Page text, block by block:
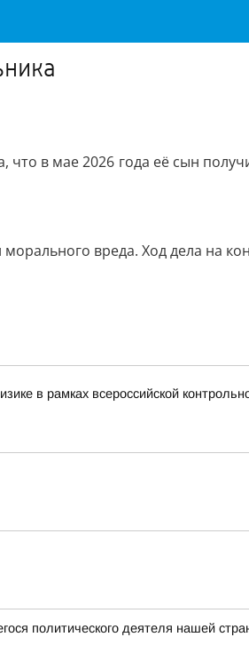
в мае 2026 года её сын
вреда. Ход дела на
в рамках всероссийской
политического деятеля нашей